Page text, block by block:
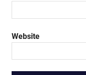
Website